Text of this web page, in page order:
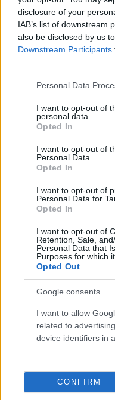
disclosure of your
IAB’s list of downstream
also be disclosed by us
Downstream Participants
Please note that this
not limited to your visit
grant or deny consent to
use your data for below
consent section.
Personal Data
I want to opt-out of
personal data.
Opted In
I want to opt-out of
Personal Data.
Opted In
I want to opt-out of
Personal Data for
Opted In
I want to opt-out of
Retention, Sale,
Personal Data that
Purposes for which
Opted Out
Google consents
I want to allow
related to
device identifiers in
CONFIRM